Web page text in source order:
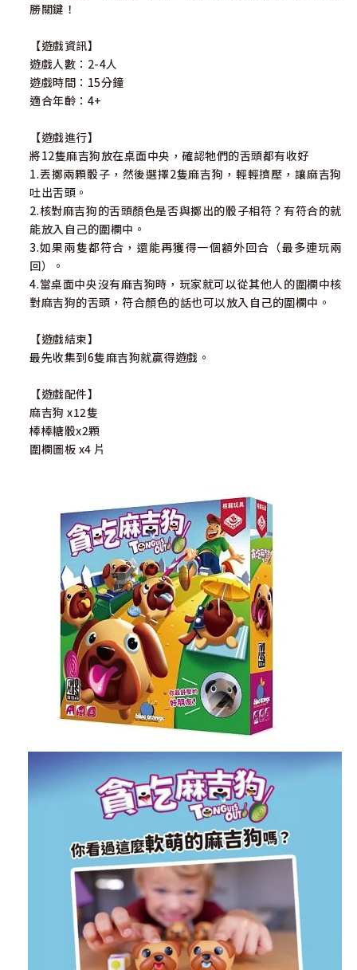
勝關鍵！
【遊戲資訊】
遊戲人數：2-4人
遊戲時間：15分鐘
適合年齡：4+
【遊戲進行】
將12隻麻吉狗放在桌面中央，確認牠們的舌頭都有收好
1.丟擲兩顆骰子，然後選擇2隻麻吉狗，輕輕擠壓，讓麻吉狗
吐出舌頭。
2.核對麻吉狗的舌頭顏色是否與擲出的骰子相符？有符合的就
能放入自己的圍欄中。
3.如果兩隻都符合，還能再獲得一個額外回合（最多連玩兩
回）。
4.當桌面中央沒有麻吉狗時，玩家就可以從其他人的圍欄中核
對麻吉狗的舌頭，符合顏色的話也可以放入自己的圍欄中。
【遊戲結束】
最先收集到6隻麻吉狗就贏得遊戲。
【遊戲配件】
麻吉狗 x12隻
棒棒糖骰x2顆
圍欄圖板 x4 片